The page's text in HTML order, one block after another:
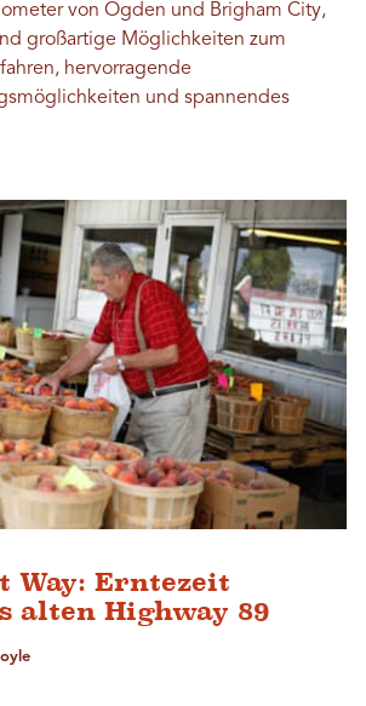
von Ogden und Brigham City,
großartige Möglichkeiten zum
hervorragende
und spannendes
Way: Erntezeit
alten Highway 89